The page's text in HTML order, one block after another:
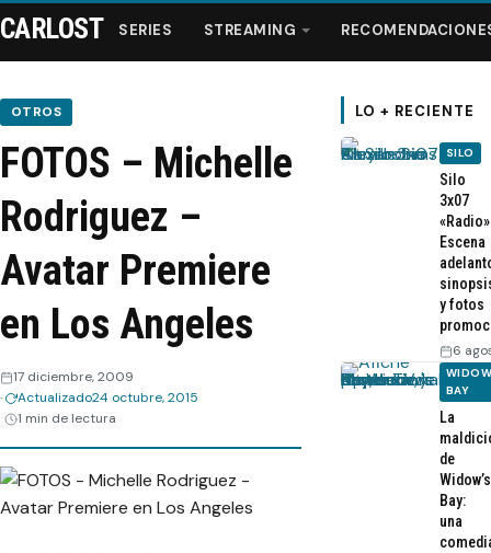
Series
Streaming
Recomendaciones
Webisodios
CARLOST SERIES STREAMING
OTROS
FOTOS – Michelle
Rodriguez –
Avatar Premiere
en Los Angeles
17 diciembre, 2009
Actualizado24 octubre, 2015
1 min de lectura
LO + RECIENTE
SILO
Silo
3x07
Escena
y fotos
6
BAY
La
de
Widow’s
Bay:
una